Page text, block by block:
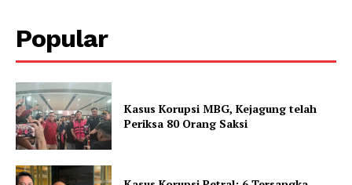
Popular
Kasus Korupsi MBG, Kejagung telah
Periksa 80 Orang Saksi